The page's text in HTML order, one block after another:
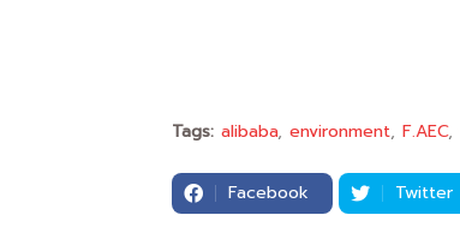
Tags: alibaba environment F.AEC
Facebook Twitter